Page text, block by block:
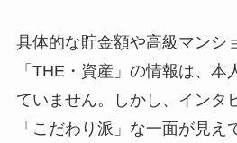
具体的な貯金額や高級マンシ
「THE・資産」の情報は、本
ていません。しかし、インタ
「こだわり派」な一面が見え